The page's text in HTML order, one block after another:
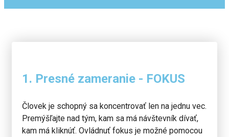
1. Presné zameranie - FOKUS
Človek je schopný sa koncentrovať len na jednu vec.
Premýšľajte nad tým, kam sa má návštevník dívať,
kam má kliknúť. Ovládnuť fokus je možné pomocou